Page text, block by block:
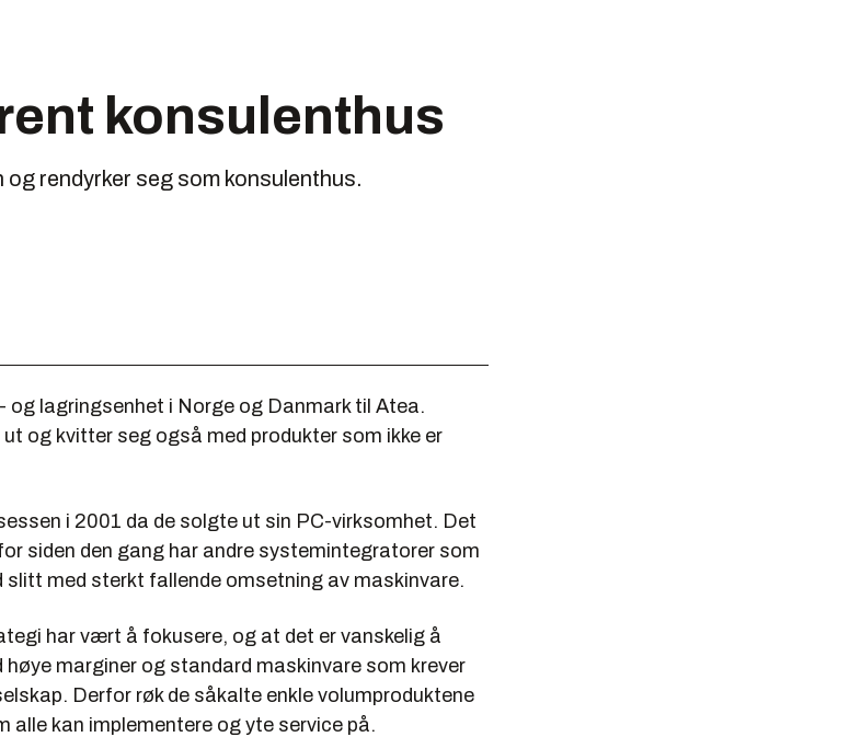
konsulenthus
rendyrker seg som konsulenthus.
og lagringsenhet i Norge og Danmark til Atea.
og kvitter seg også med produkter som ikke er
i 2001 da de solgte ut sin PC-virksomhet. Det
siden den gang har andre systemintegratorer som
slitt med sterkt fallende omsetning av maskinvare.
har vært å fokusere, og at det er vanskelig å
høye marginer og standard maskinvare som krever
Derfor røk de såkalte enkle volumproduktene
alle kan implementere og yte service på.